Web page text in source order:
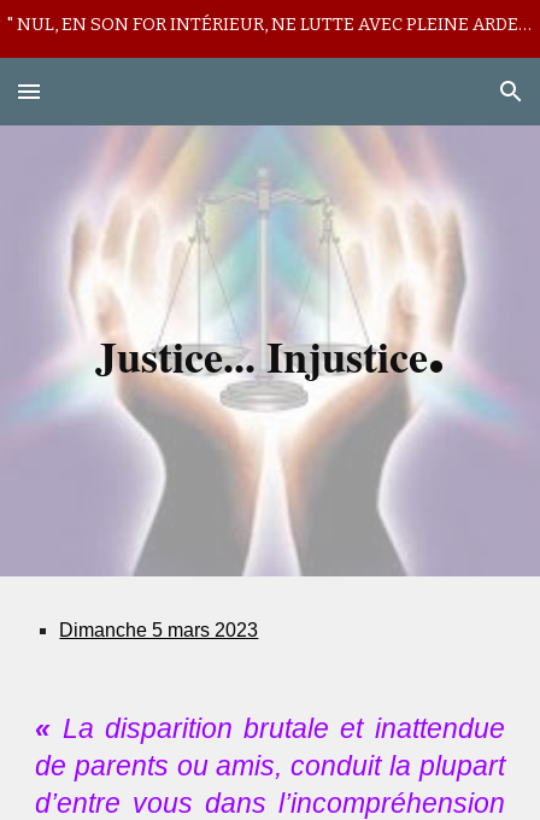
" NUL, EN SON FOR INTÉRIEUR, NE LUTTE AVEC PLEINE ARDEUR CONTRE SON LICITE MUR DE DÉFIANCE ! "
Justice... Injustice.
Dimanche 5 mars 2023
« La disparition brutale et inattendue
de parents ou amis, conduit la plupart
d’entre vous dans l’incompréhension